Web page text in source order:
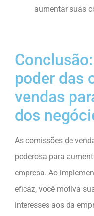
aumentar suas
poder das
vendas
dos
As comissões de
poderosa para
empresa. Ao
eficaz, você motiva
interesses aos da